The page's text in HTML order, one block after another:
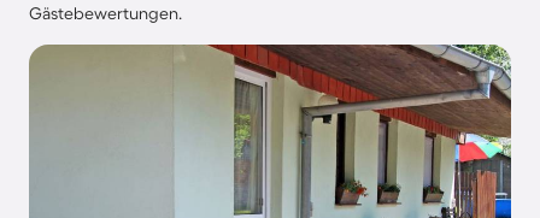
Gästebewertungen.